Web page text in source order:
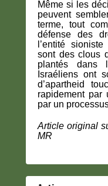
Même si les
peuvent
terme, tout
défense des
l’entité
sont des clous
plantés dans
Israéliens ont
d’apartheid
rapidement par
par un
Article original
MR